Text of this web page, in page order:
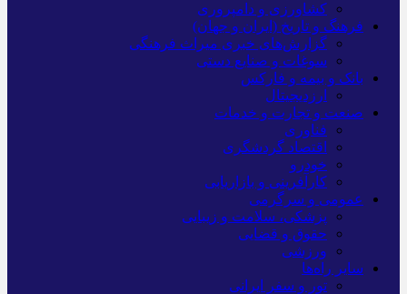
کشاورزی و دامپروری
فرهنگ و تاریخ (ایران و جهان)
گزارش‌های خبری میراث فرهنگی
سوغات و صنایع دستی
بانک و بیمه و فارکس
ارزدیجیتال
صنعت و تجارت و خدمات
فناوری
اقتصاد گردشگری
خودرو
کارآفرینی و بازاریابی
عمومی و سرگرمی
پزشکی، سلامت و زیبایی
حقوق و قضایی
ورزشی
سایر راه‌ها
تور و سفر ایرانی